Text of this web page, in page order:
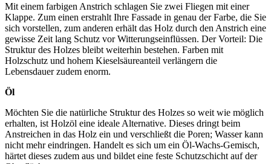
Mit einem farbigen Anstrich schlagen Sie zwei Fliegen mit einer
Klappe. Zum einen erstrahlt Ihre Fassade in genau der Farbe, die Sie
sich vorstellen, zum anderen erhält das Holz durch den Anstrich eine
gewisse Zeit lang Schutz vor Witterungseinflüssen. Der Vorteil: Die
Struktur des Holzes bleibt weiterhin bestehen. Farben mit
Holzschutz und hohem Kieselsäureanteil verlängern die
Lebensdauer zudem enorm.
Öl
Möchten Sie die natürliche Struktur des Holzes so weit wie möglich
erhalten, ist Holzöl eine ideale Alternative. Dieses dringt beim
Anstreichen in das Holz ein und verschließt die Poren; Wasser kann
nicht mehr eindringen. Handelt es sich um ein Öl-Wachs-Gemisch,
härtet dieses zudem aus und bildet eine feste Schutzschicht auf der